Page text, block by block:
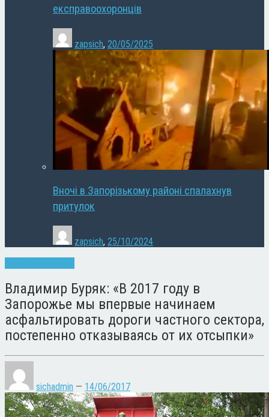
експравоохоронців
zapsich, 20/05/2025
Вночі в Запорізькому районі спалахнув
притулок
zapsich, 25/10/2024
Владимир Буряк: «В 2017 году в
Запорожье мы впервые начинаем
асфальтировать дороги частного сектора,
постепенно отказываясь от их отсыпки»
sichadmin — 14/06/2017